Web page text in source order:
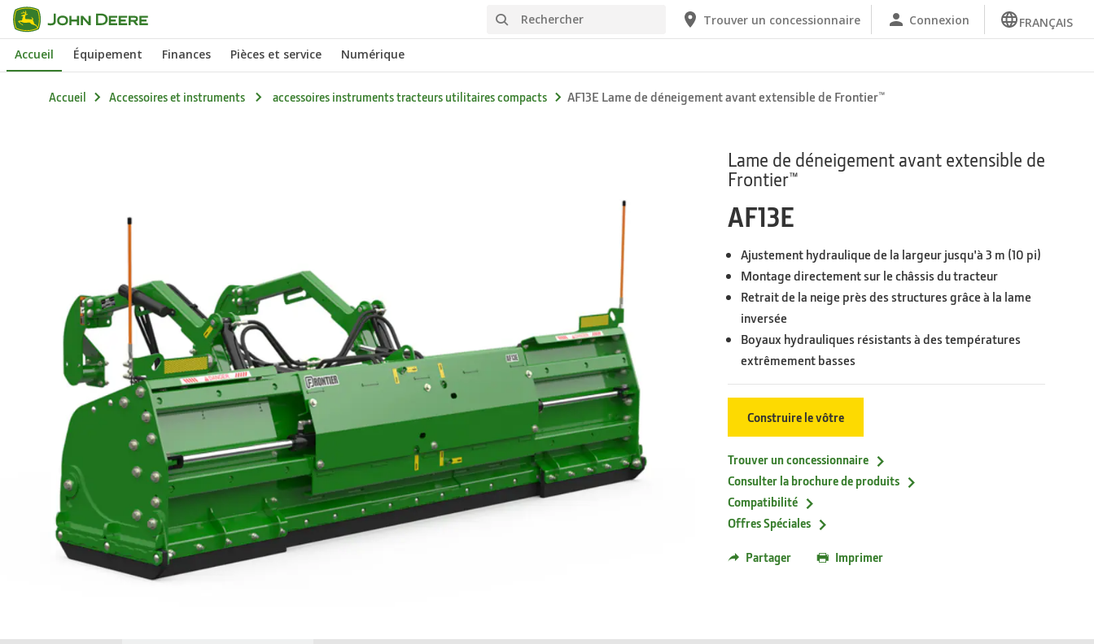
Passer au contenu principal Rechercher Trouver un concessionnaire Connexion FRANÇAIS
Accueil Équipement Finances Pièces et service Numérique
Accueil Accessoires et instruments accessoires instruments tracteurs utilitaires compacts AF13E Lame de déneigement avant extensible de Frontier™
Lame de déneigement avant extensible de
Frontier™
AF13E
Ajustement hydraulique de la largeur jusqu'à 3 m (10 pi)
Montage directement sur le châssis du tracteur
Retrait de la neige près des structures grâce à la lame
inversée
Boyaux hydrauliques résistants à des températures
extrêmement basses
Construire le vôtre
Trouver un concessionnaire
Consulter la brochure de produits
Compatibilité
Offres Spéciales
Partager Imprimer